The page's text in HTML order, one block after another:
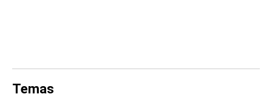
Temas